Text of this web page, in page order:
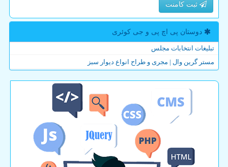
ثبت کامنت
دوستان پی اچ پی و جی كوئری
تبلیغات انتخابات مجلس
مستر گرین وال | مجری و طراح انواع دیوار سبز